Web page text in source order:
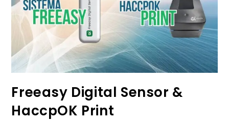
Freeasy Digital Sensor &
HaccpOK Print